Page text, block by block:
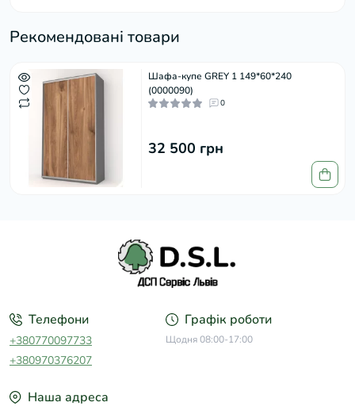
Рекомендовані товари
Шафа-купе GREY 1 149*60*240
(0000090)
0
32 500 грн
Телефони
+380770097733
+380970376207
Графік роботи
Щодня 08:00-17:00
Наша адреса